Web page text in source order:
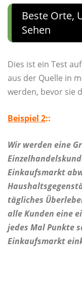
Beste Orte,
Sehen
Dies ist ein Test
aus der Quelle in
werden, bevor sie
Beispiel 2::
Wir werden eine
Einkaufsmarkt
tägliches
alle Kunden eine
jedes Mal Punkte
Einkaufsmarkt